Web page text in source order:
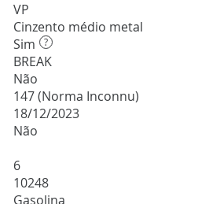
VP
Cinzento médio metal
Sim ?
BREAK
Não
147 (Norma Inconnu)
18/12/2023
Não
6
10248
Gasolina